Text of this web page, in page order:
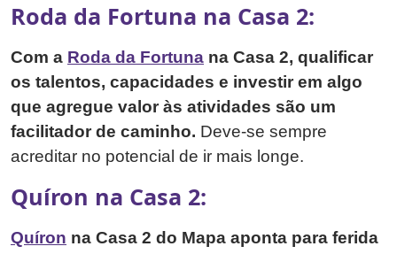
Roda da Fortuna na Casa 2:
Com a Roda da Fortuna na Casa 2, qualificar
os talentos, capacidades e investir em algo
que agregue valor às atividades são um
facilitador de caminho. Deve-se sempre
acreditar no potencial de ir mais longe.
Quíron na Casa 2:
Quíron na Casa 2 do Mapa aponta para ferida